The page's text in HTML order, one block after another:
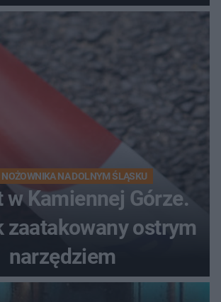
na urlop!
NOŻOWNIKA NA DOLNYM ŚLĄSKU
w Kamiennej Górze.
zaatakowany ostrym
narzędziem